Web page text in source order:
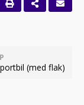
(med flak)